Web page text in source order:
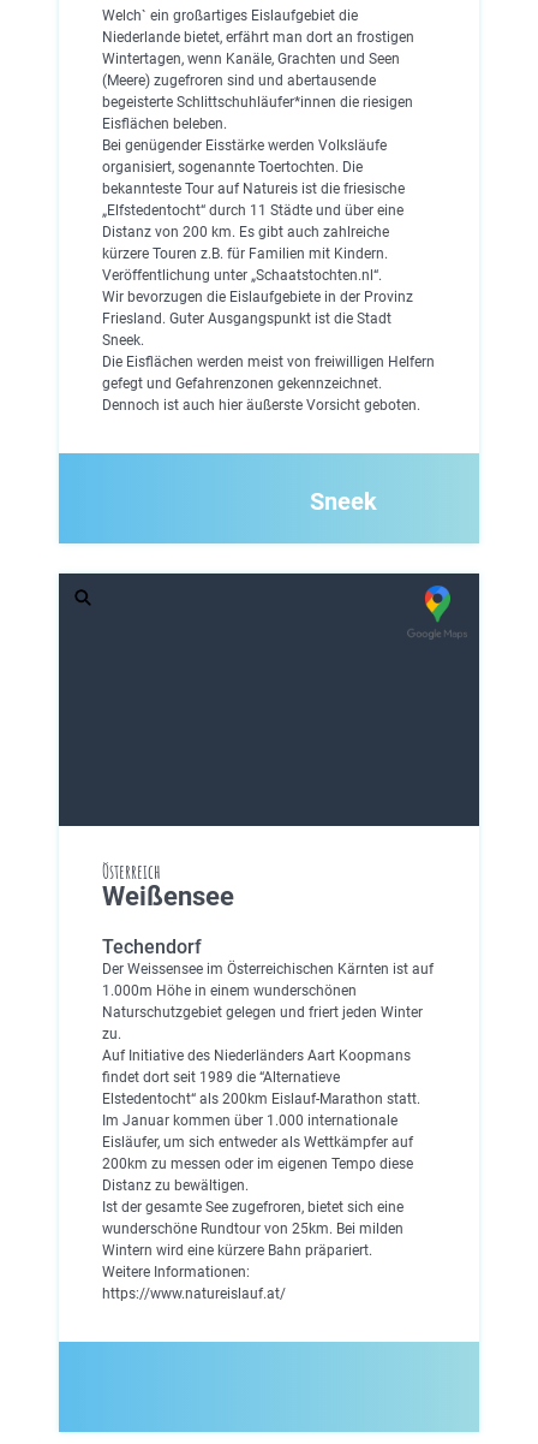
Welch` ein großartiges Eislaufgebiet die
Niederlande bietet, erfährt man dort an frostigen
Wintertagen, wenn Kanäle, Grachten und Seen
(Meere) zugefroren sind und abertausende
begeisterte Schlittschuhläufer*innen die riesigen
Eisflächen beleben.
Bei genügender Eisstärke werden Volksläufe
organisiert, sogenannte Toertochten. Die
bekannteste Tour auf Natureis ist die friesische
„Elfstedentocht“ durch 11 Städte und über eine
Distanz von 200 km. Es gibt auch zahlreiche
kürzere Touren z.B. für Familien mit Kindern.
Veröffentlichung unter „Schaatstochten.nl“.
Wir bevorzugen die Eislaufgebiete in der Provinz
Friesland. Guter Ausgangspunkt ist die Stadt
Sneek.
Die Eisflächen werden meist von freiwilligen Helfern
gefegt und Gefahrenzonen gekennzeichnet.
Dennoch ist auch hier äußerste Vorsicht geboten.
Sneek
Österreich
Weißensee
Techendorf
Der Weissensee im Österreichischen Kärnten ist auf
1.000m Höhe in einem wunderschönen
Naturschutzgebiet gelegen und friert jeden Winter
zu.
Auf Initiative des Niederländers Aart Koopmans
findet dort seit 1989 die “Alternatieve
Elstedentocht“ als 200km Eislauf-Marathon statt.
Im Januar kommen über 1.000 internationale
Eisläufer, um sich entweder als Wettkämpfer auf
200km zu messen oder im eigenen Tempo diese
Distanz zu bewältigen.
Ist der gesamte See zugefroren, bietet sich eine
wunderschöne Rundtour von 25km. Bei milden
Wintern wird eine kürzere Bahn präpariert.
Weitere Informationen:
https://www.natureislauf.at/